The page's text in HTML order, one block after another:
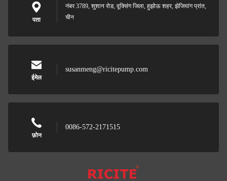
पता
नंबर 3789, शुशान रोड, वूक्सिंग जिला, हुझोऊ शहर, झेजियांग प्रांत,
चीन
ईमेल
susanmeng@ricitepump.com
फ़ोन
0086-572-2171515